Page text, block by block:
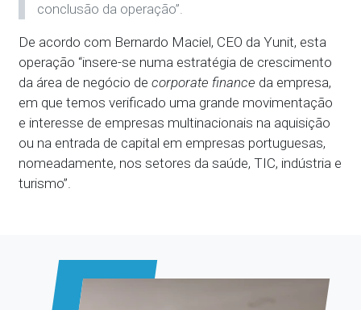
conclusão da operação”.
De acordo com Bernardo Maciel, CEO da Yunit, esta
operação “insere-se numa estratégia de crescimento
da área de negócio decorporate finance da empresa,
em que temos verificado uma grande movimentação
e interesse de empresas multinacionais na aquisição
ou na entrada de capital em empresas portuguesas,
nomeadamente, nos setores da saúde, TIC, indústria e
turismo”.